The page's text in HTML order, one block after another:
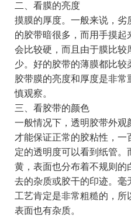
二、看膜的亮度
摸膜的厚度。一般来说，劣
的胶带暗很多，而用手摸
会比较硬，而且由于膜比较
少。好的胶带的薄膜都比较
胶带膜的亮度和厚度是非
慎观察。
三、看胶带的颜色
一般情况下，透明胶带外观
才能保证正常的胶粘性，
定的透明度可以看到纸管。
黄，表面也分布着不规则的
去的杂质或胶干的印迹。
工艺肯定是非常粗糙的，所
表面也有杂质。